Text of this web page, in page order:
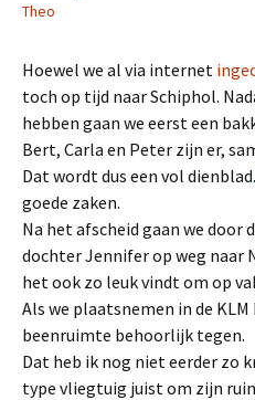
Theo
Hoewel we al via internet
toch op tijd naar Schiphol.
hebben gaan we eerst een
Bert, Carla en Peter zijn er,
Dat wordt dus een vol dienblad.
goede zaken.
Na het afscheid gaan we door
dochter Jennifer op weg naar
het ook zo leuk vindt om op
Als we plaatsnemen in de
beenruimte behoorlijk tegen.
Dat heb ik nog niet eerder zo
type vliegtuig juist om zijn